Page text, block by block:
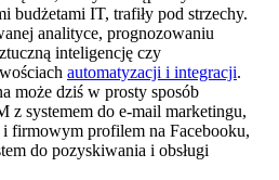
budżetami IT, trafiły pod strzechy.
analityce, prognozowaniu
inteligencję czy
automatyzacji i integracji.
może dziś w prosty sposób
z systemem do e-mail marketingu,
i firmowym profilem na Facebooku,
do pozyskiwania i obsługi